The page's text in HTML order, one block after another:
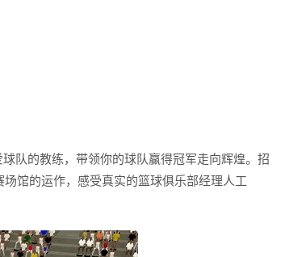
队的教练，带领你的球队赢得冠军走向辉煌。招
馆的运作，感受真实的篮球俱乐部经理人工